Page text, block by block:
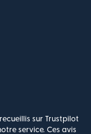
sur Trustpilot
service. Ces avis